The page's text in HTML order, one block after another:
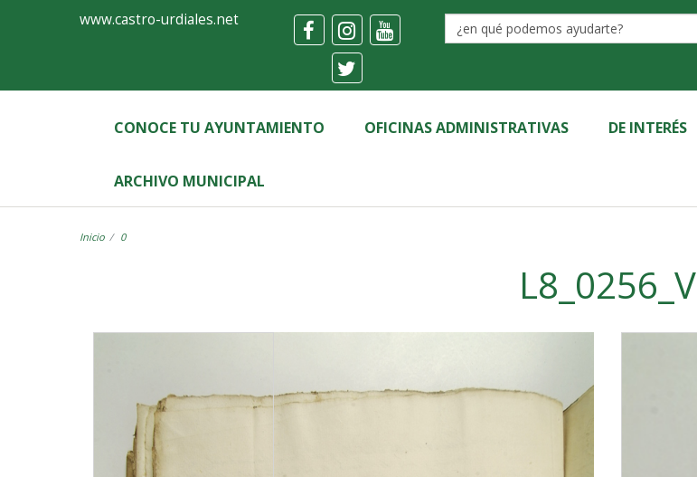
Ayuntamiento
Castro-
Urdiales
www.castro-urdiales.net
CONOCE TU AYUNTAMIENTO OFICINAS ADMINISTRATIVAS DE INTERÉS
ARCHIVO MUNICIPAL
Inicio 0
L8_0256_V